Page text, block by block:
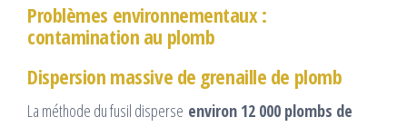
Problèmes environnementaux :
contamination au plomb
Dispersion massive de grenaille de plomb
La méthode du fusil disperse environ 12 000 plombs de